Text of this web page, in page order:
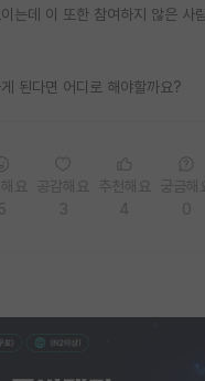
시판
게시판
생 게시판
는데 이 또한 참여하지 않은 사
된다면 어디로 해야할까요?